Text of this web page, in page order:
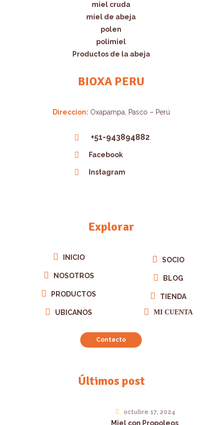
miel cruda
miel de abeja
polen
polimiel
Productos de la abeja
BIOXA PERU
Direccion: Oxapampa, Pasco – Perú
+51-943894882
Facebook
Instagram
Explorar
INICIO
NOSOTROS
PRODUCTOS
UBICANOS
SOCIO
BLOG
TIENDA
MI CUENTA
Contacto
Últimos post
octubre 17, 2024
Miel con Propoleos